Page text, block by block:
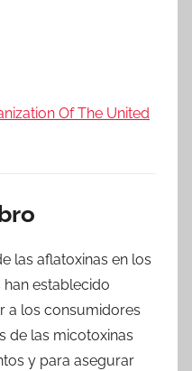
Of The United
las aflatoxinas en los
establecido
a los consumidores
de las micotoxinas
y para asegurar